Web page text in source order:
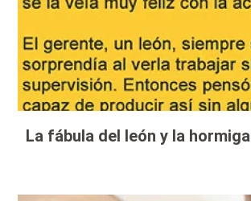
La fábula del león y la hormiga